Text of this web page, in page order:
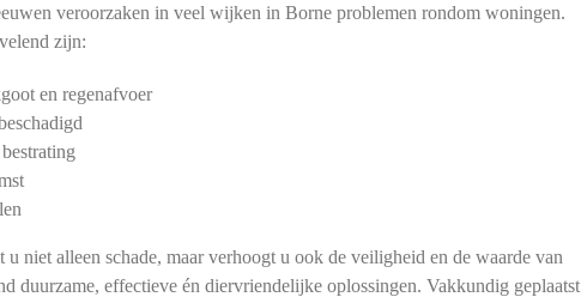
veroorzaken in veel wijken in Borne problemen rondom woningen.
zijn:
en regenafvoer
niet alleen schade, maar verhoogt u ook de veiligheid en de waarde van
duurzame, effectieve én diervriendelijke oplossingen. Vakkundig geplaatst